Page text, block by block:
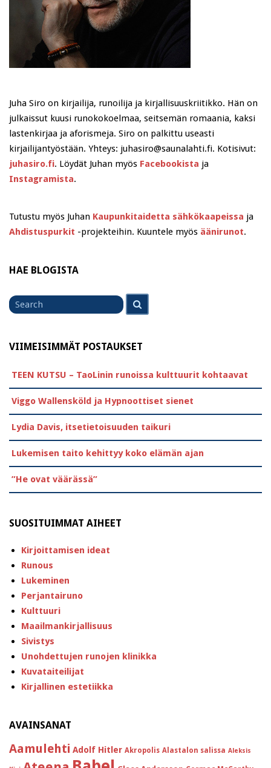
Juha Siro on kirjailija, runoilija ja kirjallisuuskriitikko. Hän on
julkaissut kuusi runokokoelmaa, seitsemän romaania, kaksi
lastenkirjaa ja aforismeja. Siro on palkittu useasti
kirjailijantyöstään. Yhteys: juhasiro@saunalahti.fi. Kotisivut:
juhasiro.fi. Löydät Juhan myös Facebookista ja
Instagramista.
Tutustu myös Juhan Kaupunkitaidetta sähkökaapeissa ja
Ahdistuspurkit -projekteihin. Kuuntele myös äänirunot.
HAE BLOGISTA
Search
for
VIIMEISIMMÄT POSTAUKSET
TEEN KUTSU – TaoLinin runoissa kulttuurit kohtaavat
Viggo Wallensköld ja Hypnoottiset sienet
Lydia Davis, itsetietoisuuden taikuri
Lukemisen taito kehittyy koko elämän ajan
”He ovat väärässä”
SUOSITUIMMAT AIHEET
Kirjoittamisen ideat
Runous
Lukeminen
Perjantairuno
Kulttuuri
Maailmankirjallisuus
Sivistys
Unohdettujen runojen klinikka
Kuvataiteilijat
Kirjallinen estetiikka
AVAINSANAT
Aamulehti Adolf Hitler Akropolis Alastalon salissa Aleksis